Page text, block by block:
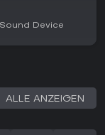
Device
ALLE ANZEIGEN